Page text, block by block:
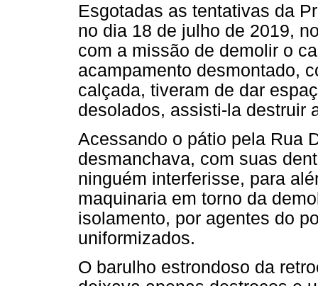
Esgotadas as tentativas da
no dia 18 de julho de 2019,
com a missão de demolir o
acampamento desmontado,
calçada, tiveram de dar
desolados, assisti-la destruir
Acessando o pátio pela Rua
desmanchava, com suas
ninguém interferisse, para
maquinaria em torno da
isolamento, por agentes do
uniformizados.
O barulho estrondoso da